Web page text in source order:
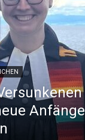
Anfänge